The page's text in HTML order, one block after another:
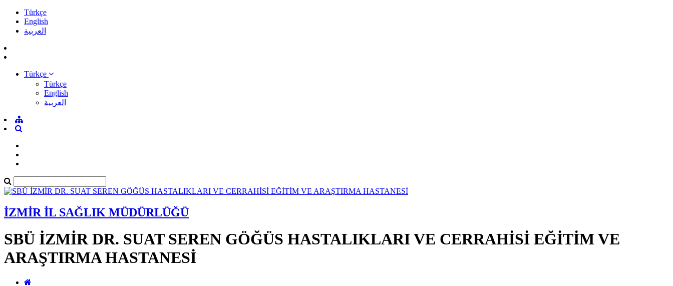
Türkçe
English
العربية
Türkçe
Türkçe
English
العربية
İZMİR İL SAĞLIK MÜDÜRLÜĞÜ
SBÜ İZMİR DR. SUAT SEREN GÖĞÜS HASTALIKLARI VE CERRAHİSİ EĞİTİM VE
ARAŞTIRMA HASTANESİ